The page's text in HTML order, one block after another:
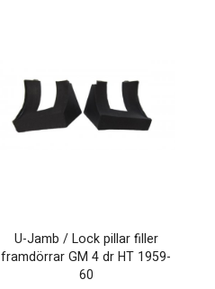
U-Jamb / Lock pillar filler
framdörrar GM 4 dr HT 1959-
60